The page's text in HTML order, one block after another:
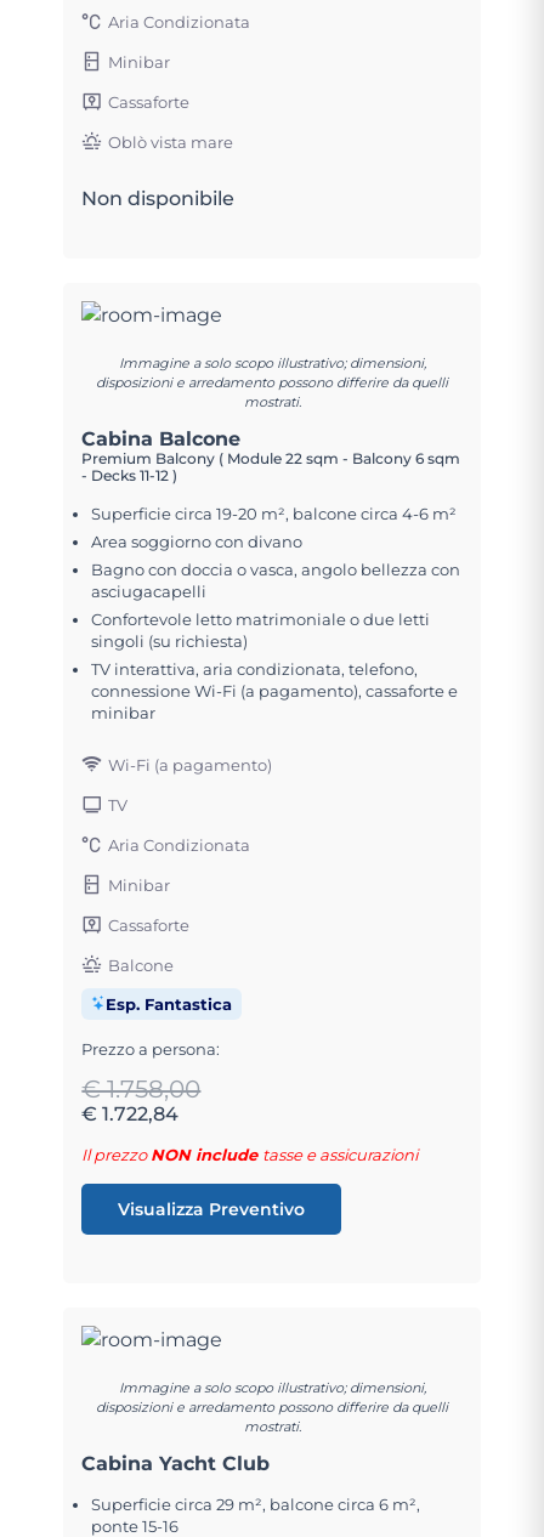
Aria Condizionata
Minibar
Cassaforte
Oblò vista mare
Non disponibile
Immagine a solo scopo illustrativo; dimensioni,
disposizioni e arredamento possono differire da quelli
mostrati.
Cabina Balcone
Premium Balcony ( Module 22 sqm - Balcony 6 sqm
- Decks 11-12 )
Superficie circa 19-20 m², balcone circa 4-6 m²
Area soggiorno con divano
Bagno con doccia o vasca, angolo bellezza con
asciugacapelli
Confortevole letto matrimoniale o due letti
singoli (su richiesta)
TV interattiva, aria condizionata, telefono,
connessione Wi-Fi (a pagamento), cassaforte e
minibar
Wi-Fi (a pagamento)
TV
Aria Condizionata
Minibar
Cassaforte
Balcone
Esp. Fantastica
Prezzo a persona:
€ 1.758,00
€ 1.722,84
Il prezzoNON include tasse e assicurazioni
Visualizza Preventivo
Immagine a solo scopo illustrativo; dimensioni,
disposizioni e arredamento possono differire da quelli
mostrati.
Cabina Yacht Club
Superficie circa 29 m², balcone circa 6 m²,
ponte 15-16